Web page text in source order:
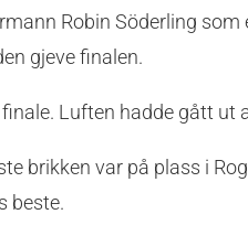
Robin Söderling
gjeve finalen.
Luften hadde gått ut
brikken var på plass i
beste.